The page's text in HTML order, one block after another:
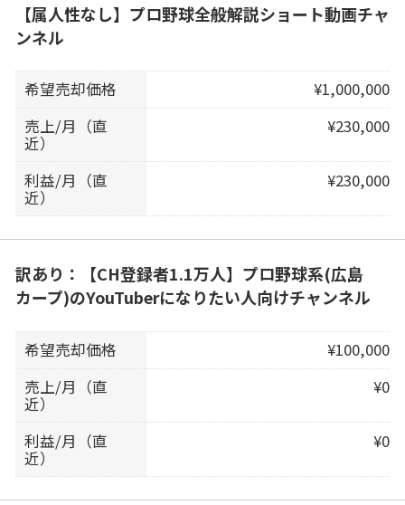
【属人性なし】プロ野球全般解説ショート動画チャ
ンネル
希望売却価格
¥1,000,000
売上/月（直
近）
¥230,000
利益/月（直
近）
¥230,000
訳あり：【CH登録者1.1万人】プロ野球系(広島
カープ)のYouTuberになりたい人向けチャンネル
希望売却価格
¥100,000
売上/月（直
近）
¥0
利益/月（直
近）
¥0